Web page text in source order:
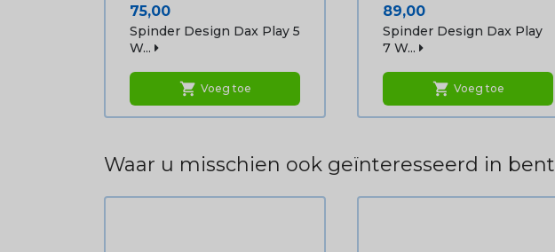
Prijs
75,00
Spinder Design Dax Play 5
W...
shopping_cart Voeg toe
Prijs
89,00
Spinder Design Dax Play
7 W...
shopping_cart Voeg toe
Waar u misschien ook geïnteresseerd in bent